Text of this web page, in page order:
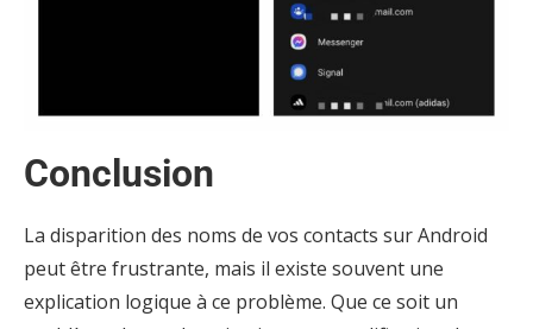
Conclusion
La disparition des noms de vos contacts sur Android
peut être frustrante, mais il existe souvent une
explication logique à ce problème. Que ce soit un